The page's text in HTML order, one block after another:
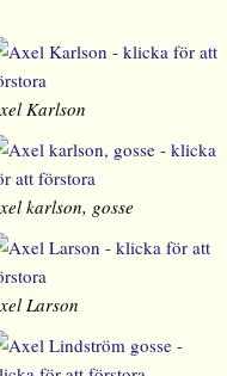
Karlson
karlson, gosse
Larson